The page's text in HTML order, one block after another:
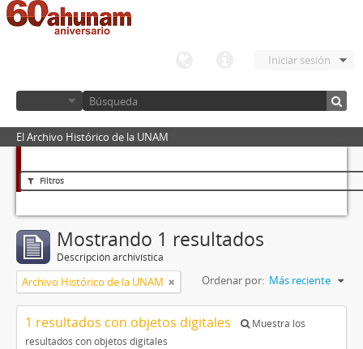
Iniciar sesión
El Archivo Histórico de la UNAM
Filtros
Mostrando 1 resultados
Descripción archivística
Archivo Histórico de la UNAM Ordenar por: Más reciente
1 resultados con objetos digitales
Muestra los
resultados con objetos digitales